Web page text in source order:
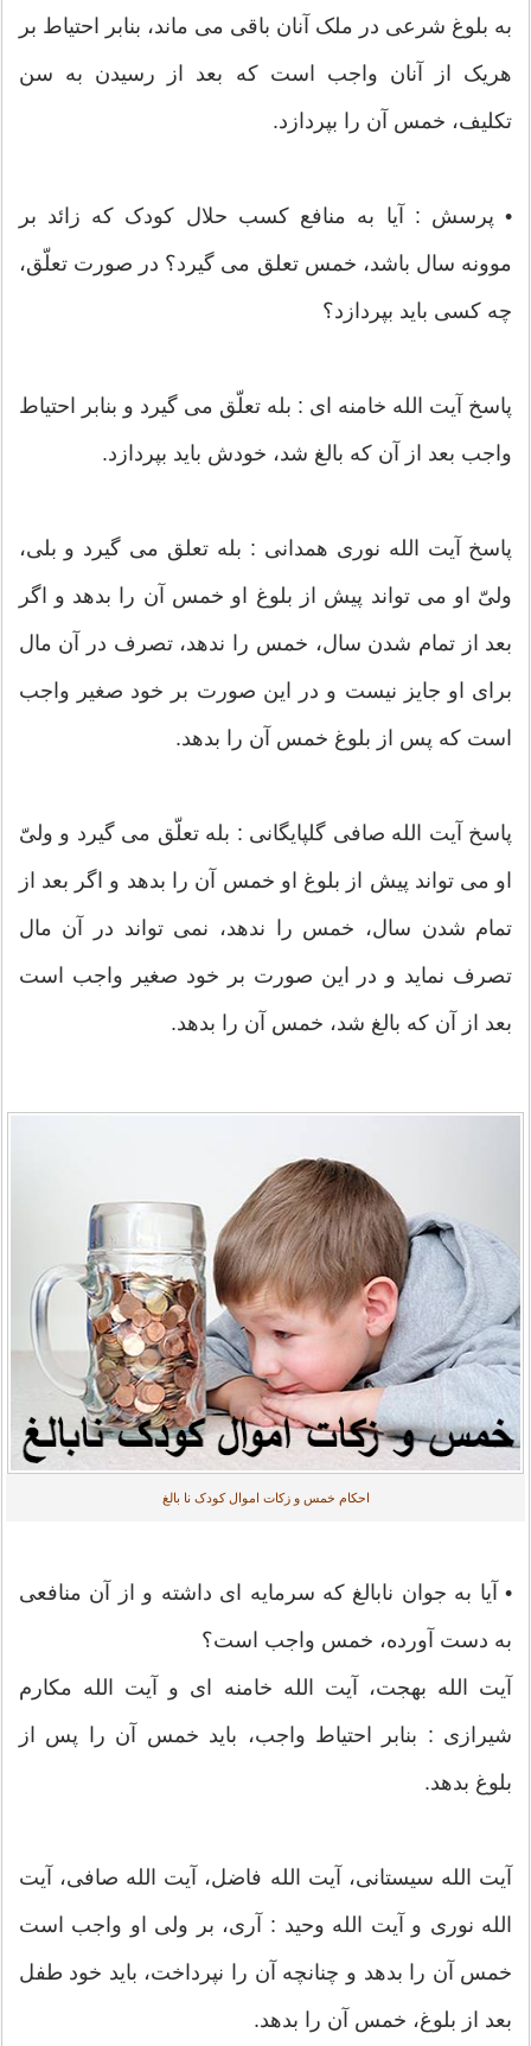
به بلوغ شرعی در ملک آنان باقی می ماند، بنابر احتیاط بر
هریک از آنان واجب است که بعد از رسیدن به سن
تکلیف، خمس آن را بپردازد.
• پرسش : آیا به منافع کسب حلال کودک که زائد بر
موونه سال باشد، خمس تعلق می گیرد؟ در صورت تعلّق،
چه کسی باید بپردازد؟
پاسخ آیت الله خامنه ای : بله تعلّق می گیرد و بنابر احتیاط
واجب بعد از آن که بالغ شد، خودش باید بپردازد.
پاسخ آیت الله نوری همدانی : بله تعلق می گیرد و بلی،
ولیّ او می تواند پیش از بلوغ او خمس آن را بدهد و اگر
بعد از تمام شدن سال، خمس را ندهد، تصرف در آن مال
برای او جایز نیست و در این صورت بر خود صغیر واجب
است که پس از بلوغ خمس آن را بدهد.
پاسخ آیت الله صافی گلپایگانی : بله تعلّق می گیرد و ولیّ
او می تواند پیش از بلوغ او خمس آن را بدهد و اگر بعد از
تمام شدن سال، خمس را ندهد، نمی تواند در آن مال
تصرف نماید و در این صورت بر خود صغیر واجب است
بعد از آن که بالغ شد، خمس آن را بدهد.
احکام خمس و زکات اموال کودک نا بالغ
• آيا به جوان نابالغ كه سرمايه اى داشته و از آن منافعى
به دست آورده، خمس واجب است؟
آيت الله بهجت، آيت الله خامنه اى و آيت الله مكارم
شیرازی : بنابر احتياط واجب، بايد خمس آن را پس از
بلوغ بدهد.
آيت الله سيستانى، آيت الله فاضل، آيت الله صافى، آيت
الله نورى و آيت الله وحيد : آرى، بر ولى او واجب است
خمس آن را بدهد و چنانچه آن را نپرداخت، بايد خود طفل
بعد از بلوغ، خمس آن را بدهد.